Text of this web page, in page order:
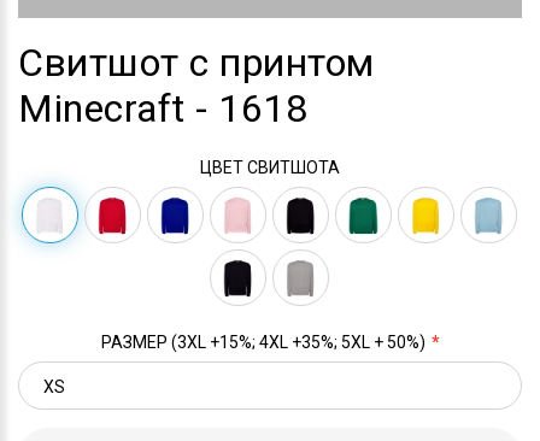
Свитшот с принтом
Minecraft - 1618
ЦВЕТ СВИТШОТА
РАЗМЕР (3XL +15%; 4XL +35%; 5XL + 50%)